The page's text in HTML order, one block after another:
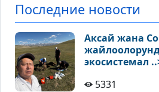
Последние новости
Аксай жана
экосистемал
5331